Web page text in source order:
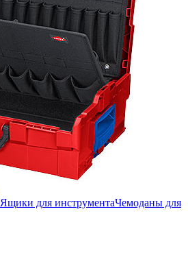
Ящики для инструментаЧемоданы для